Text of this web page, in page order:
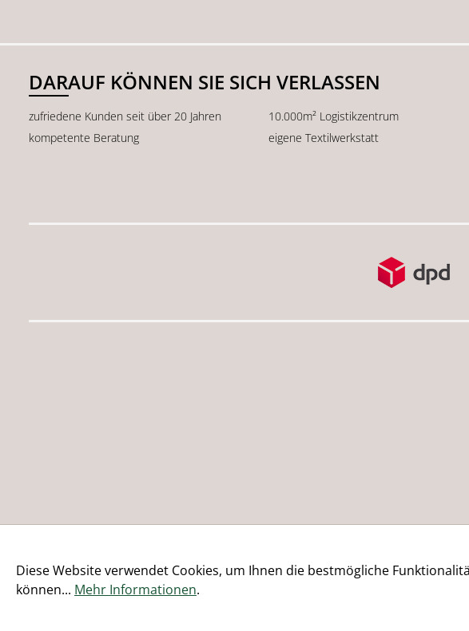
DARAUF KÖNNEN SIE SICH VERLASSEN
zufriedene Kunden seit über 20 Jahren
10.000m² Logistikzentrum
kompetente Beratung
eigene Textilwerkstatt
Diese Website verwendet Cookies, um Ihnen die bestmögliche
können... Mehr Informationen.